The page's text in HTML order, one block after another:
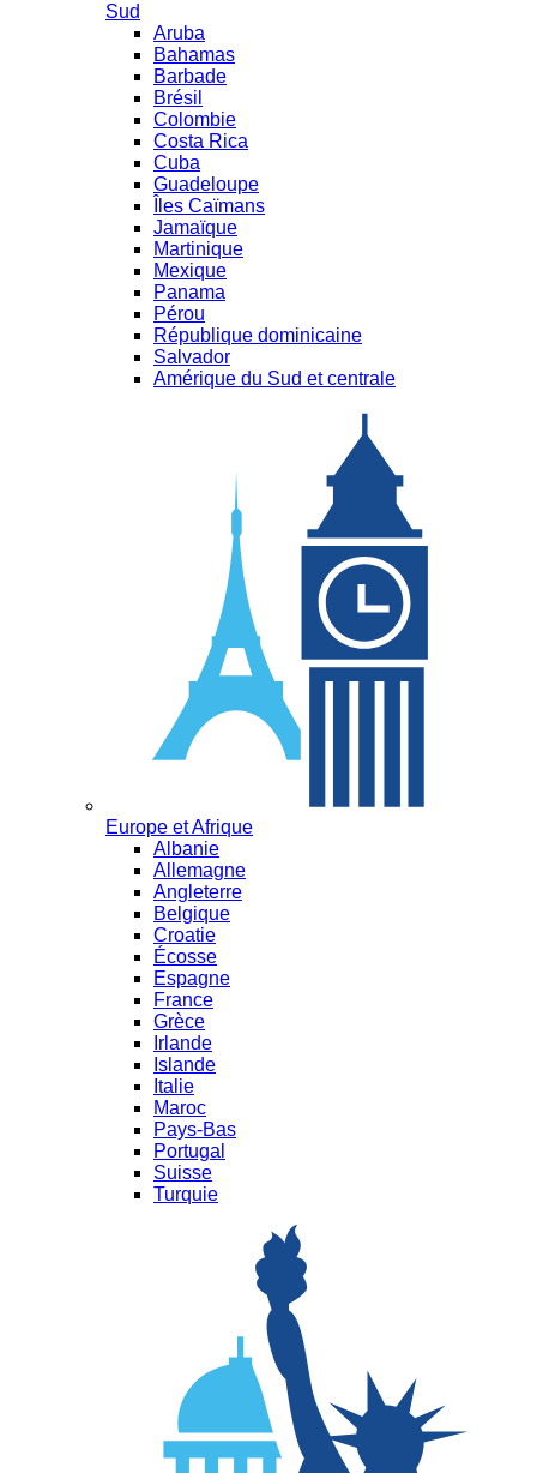
Sud
Aruba
Bahamas
Barbade
Brésil
Colombie
Costa Rica
Cuba
Guadeloupe
Îles Caïmans
Jamaïque
Martinique
Mexique
Panama
Pérou
République dominicaine
Salvador
Amérique du Sud et centrale
Europe et Afrique
Albanie
Allemagne
Angleterre
Belgique
Croatie
Écosse
Espagne
France
Grèce
Irlande
Islande
Italie
Maroc
Pays-Bas
Portugal
Suisse
Turquie